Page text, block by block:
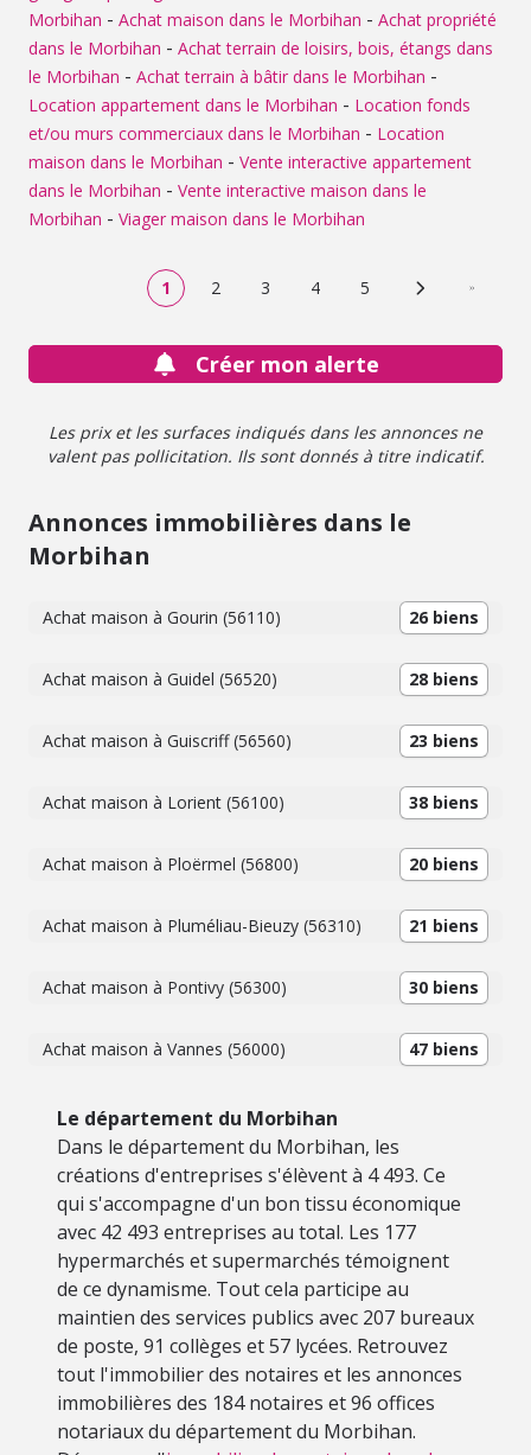
Morbihan - Achat maison dans le Morbihan - Achat propriété
dans le Morbihan - Achat terrain de loisirs, bois, étangs dans
le Morbihan - Achat terrain à bâtir dans le Morbihan -
Location appartement dans le Morbihan - Location fonds
et/ou murs commerciaux dans le Morbihan - Location
maison dans le Morbihan - Vente interactive appartement
dans le Morbihan - Vente interactive maison dans le
Morbihan - Viager maison dans le Morbihan
1 2 3 4 5 Page suivante
Créer mon alerte
Les prix et les surfaces indiqués dans les annonces ne
valent pas pollicitation. Ils sont donnés à titre indicatif.
Annonces immobilières dans le
Morbihan
Achat maison à Gourin (56110) 26 biens
Achat maison à Guidel (56520) 28 biens
Achat maison à Guiscriff (56560) 23 biens
Achat maison à Lorient (56100) 38 biens
Achat maison à Ploërmel (56800) 20 biens
Achat maison à Pluméliau-Bieuzy (56310) 21 biens
Achat maison à Pontivy (56300) 30 biens
Achat maison à Vannes (56000) 47 biens
Le département du Morbihan
Dans le département du Morbihan, les
créations d'entreprises s'élèvent à 4 493. Ce
qui s'accompagne d'un bon tissu économique
avec 42 493 entreprises au total. Les 177
hypermarchés et supermarchés témoignent
de ce dynamisme. Tout cela participe au
maintien des services publics avec 207 bureaux
de poste, 91 collèges et 57 lycées. Retrouvez
tout l'immobilier des notaires et les annonces
immobilières des 184 notaires et 96 offices
notariaux du département du Morbihan.